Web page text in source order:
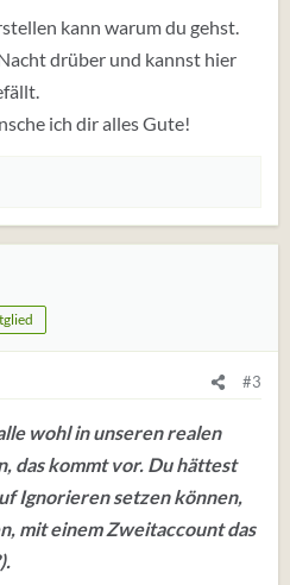
kann warum du gehst.
drüber und kannst hier
ich dir alles Gute!
#3
wohl in unseren realen
das kommt vor. Du hättest
Ignorieren setzen können,
mit einem Zweitaccount das